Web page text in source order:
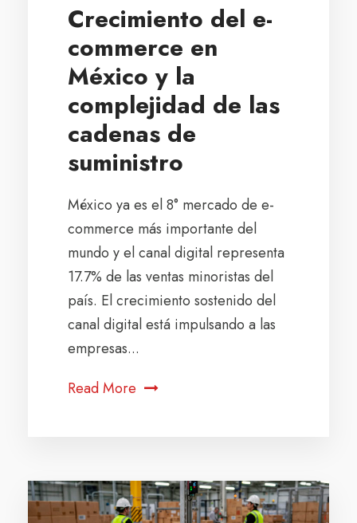
Crecimiento del e-
commerce en
México y la
complejidad de las
cadenas de
suministro
México ya es el 8° mercado de e-
commerce más importante del
mundo y el canal digital representa
17.7% de las ventas minoristas del
país. El crecimiento sostenido del
canal digital está impulsando a las
empresas...
Read More